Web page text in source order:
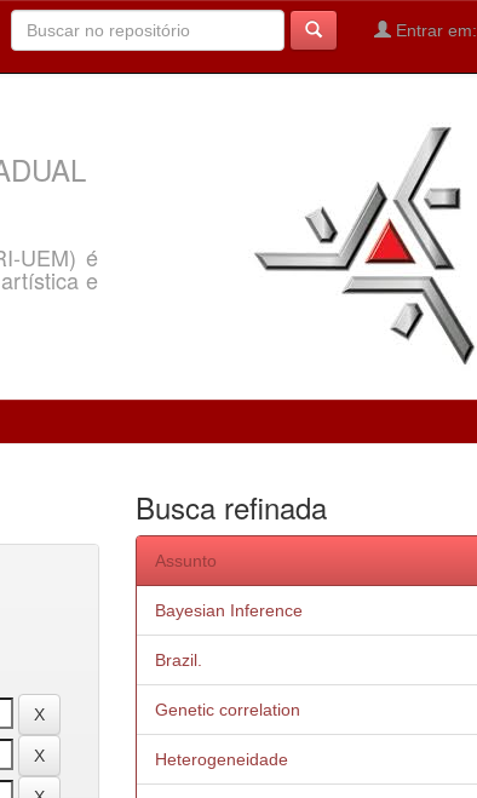
Entrar em:
UEM) é
e
Busca refinada
Assunto
Bayesian Inference
Brazil.
Genetic correlation
Heterogeneidade